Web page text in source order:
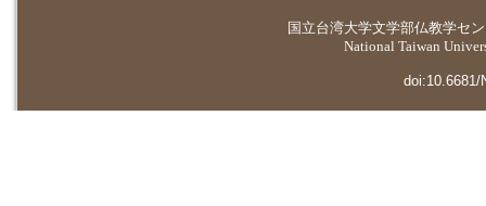
国立台湾大学文学部仏教学セ
National Taiwan
doi:10.6681/